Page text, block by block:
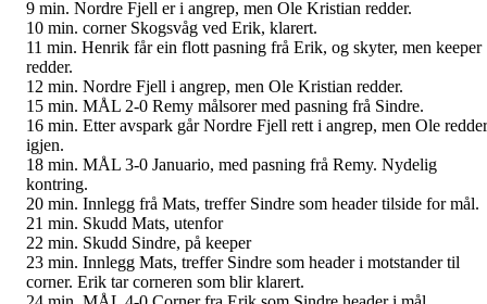
9 min. Nordre Fjell er i angrep, men Ole Kristian redder.
10 min. corner Skogsvåg ved Erik, klarert.
11 min. Henrik får ein flott pasning frå Erik, og skyter, men keeper
redder.
12 min. Nordre Fjell i angrep, men Ole Kristian redder.
15 min. MÅL 2-0 Remy målsorer med pasning frå Sindre.
16 min. Etter avspark går Nordre Fjell rett i angrep, men Ole redder
igjen.
18 min. MÅL 3-0 Januario, med pasning frå Remy. Nydelig
kontring.
20 min. Innlegg frå Mats, treffer Sindre som header tilside for mål.
21 min. Skudd Mats, utenfor
22 min. Skudd Sindre, på keeper
23 min. Innlegg Mats, treffer Sindre som header i motstander til
corner. Erik tar corneren som blir klarert.